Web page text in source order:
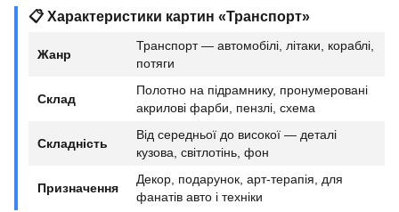
📋 Характеристики картин «Транспорт»
Жанр
Транспорт — автомобілі, літаки, кораблі,
потяги
Склад
Полотно на підрамнику, пронумеровані
акрилові фарби, пензлі, схема
Складність
Від середньої до високої — деталі
кузова, світлотінь, фон
Призначення
Декор, подарунок, арт-терапія, для
фанатів авто і техніки